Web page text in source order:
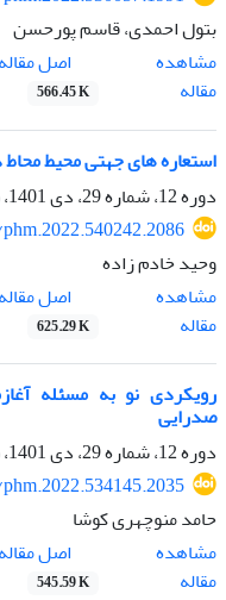
بتول احمدی، قاسم پورحسن
مشاهده
مقاله
اصل مقاله
566.45 K
استعاره های جهتی محیط
دوره 12، شماره 29، دی 1401، صفحه
وحید خادم زاده
مشاهده
مقاله
اصل مقاله
625.29 K
رویکردی نو به مسئله
صدرایی
دوره 12، شماره 29، دی 1401، صفحه
حامد منوچهری کوشا
مشاهده
مقاله
اصل مقاله
545.59 K